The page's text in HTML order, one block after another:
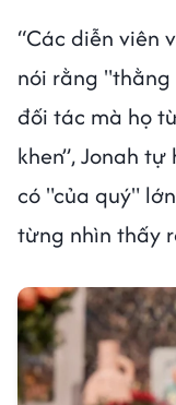
“Các diễn viên
nói rằng
đối tác mà họ
khen”, Jonah
có "của quý"
từng nhìn thấy